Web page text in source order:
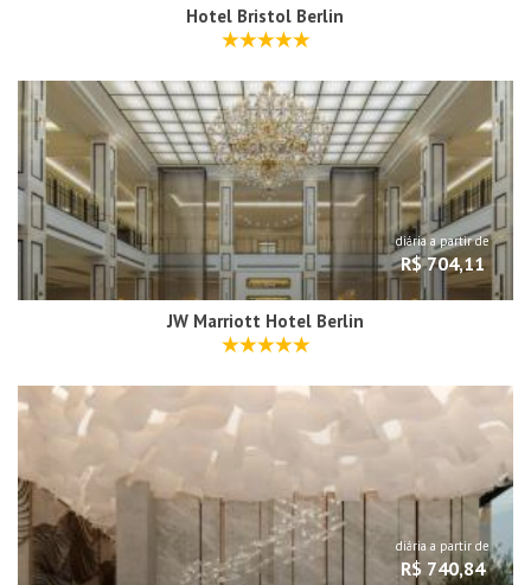
Hotel Bristol Berlin
diária a partir de
R$ 704,11
JW Marriott Hotel Berlin
diária a partir de
R$ 740,84